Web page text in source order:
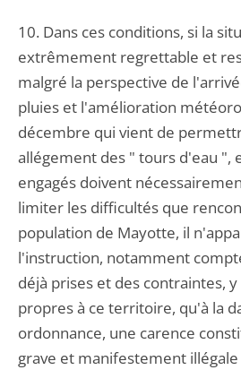
10. Dans ces conditions, si la
extrêmement regrettable et
malgré la perspective de
pluies et l'amélioration
décembre qui vient de
allégement des " tours d'eau ",
engagés doivent
limiter les difficultés que
population de Mayotte, il
l'instruction, notamment
déjà prises et des contraintes,
propres à ce territoire, qu'à la
ordonnance, une carence
grave et manifestement